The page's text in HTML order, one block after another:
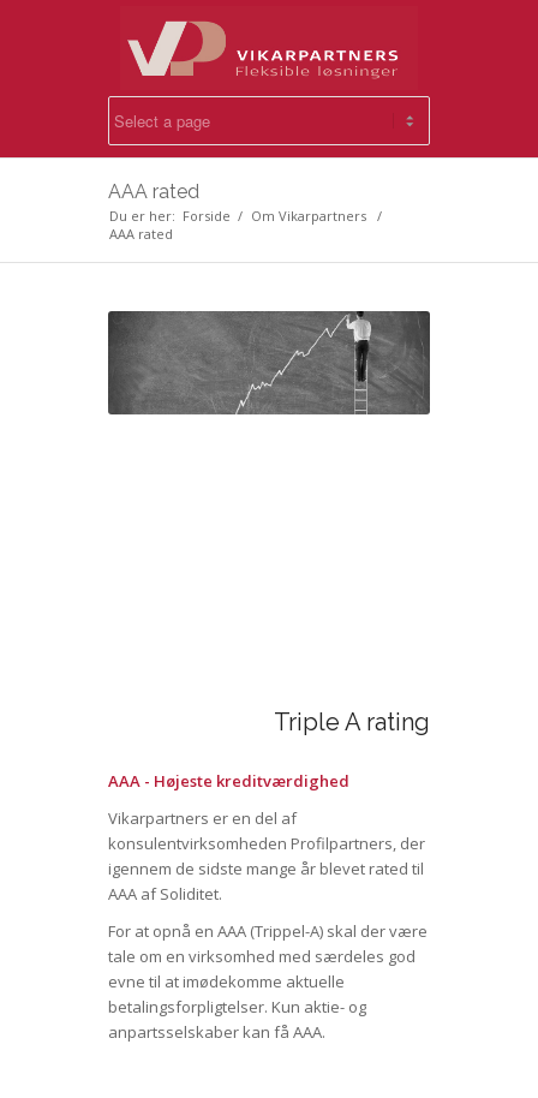
AAA rated
Du er her: Forside / Om Vikarpartners /
AAA rated
Triple A rating
AAA - Højeste kreditværdighed
Vikarpartners er en del af
konsulentvirksomheden Profilpartners, der
igennem de sidste mange år blevet rated til
AAA af Soliditet.
For at opnå en AAA (Trippel-A) skal der være
tale om en virksomhed med særdeles god
evne til at imødekomme aktuelle
betalingsforpligtelser. Kun aktie- og
anpartsselskaber kan få AAA.